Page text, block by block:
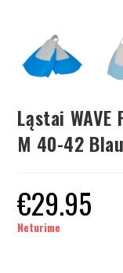
Ląstai WAVE
M 40-42
€29.95
Neturime